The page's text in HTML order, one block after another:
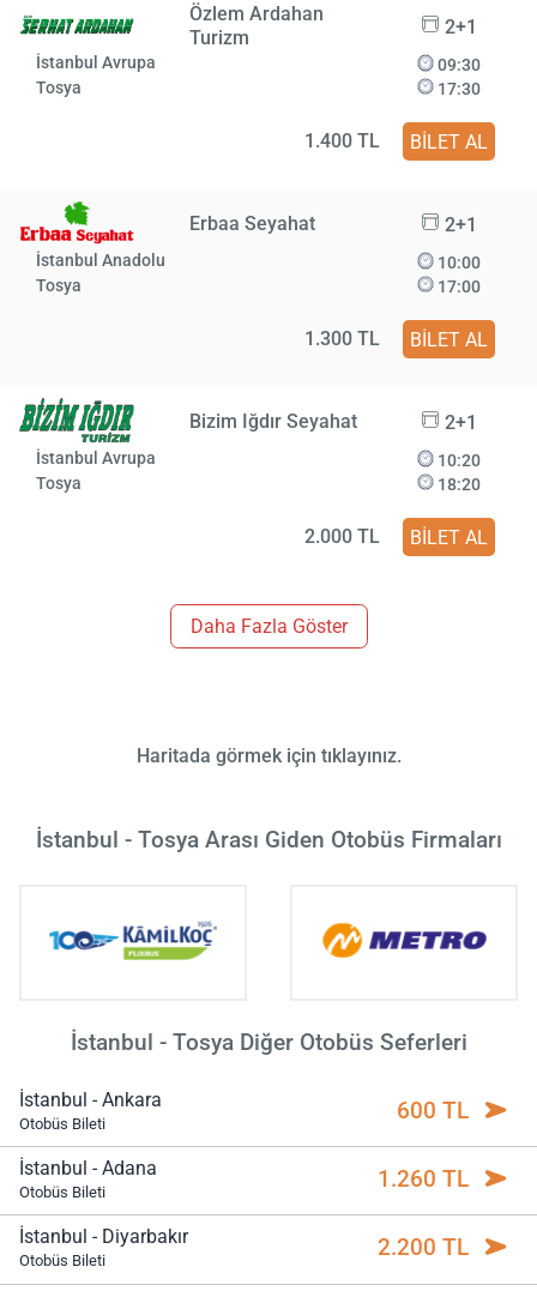
Özlem Ardahan
Turizm
2+1
İstanbul Avrupa
Tosya
09:30
17:30
1.400 TL BİLET AL
Erbaa Seyahat 2+1
İstanbul Anadolu
Tosya
10:00
17:00
1.300 TL BİLET AL
Bizim Iğdır Seyahat 2+1
İstanbul Avrupa
Tosya
10:20
18:20
2.000 TL BİLET AL
Daha Fazla Göster
Haritada görmek için tıklayınız.
İstanbul - Tosya Arası Giden Otobüs Firmaları
İstanbul - Tosya Diğer Otobüs Seferleri
İstanbul - Ankara
Otobüs Bileti 600 TL
İstanbul - Adana
Otobüs Bileti 1.260 TL
İstanbul - Diyarbakır
Otobüs Bileti 2.200 TL